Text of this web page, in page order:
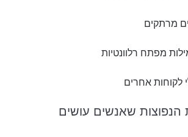
מרתקים
מפתח רלוונטיות
לקוחות אחרים
הנפוצות שאנשים עושים